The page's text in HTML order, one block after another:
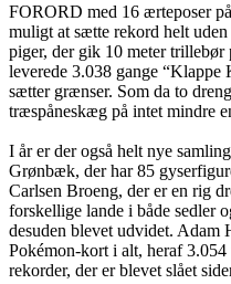
FORORD med 16 ærteposer
muligt at sætte rekord helt
piger, der gik 10 meter trillebør
leverede 3.038 gange “Klappe
sætter grænser. Som da to
træspåneskæg på intet mindre
I år er der også helt nye
Grønbæk, der har 85
Carlsen Broeng, der er en rig
forskellige lande i både sedler
desuden blevet udvidet. Adam
Pokémon-kort i alt, heraf
rekorder, der er blevet slået